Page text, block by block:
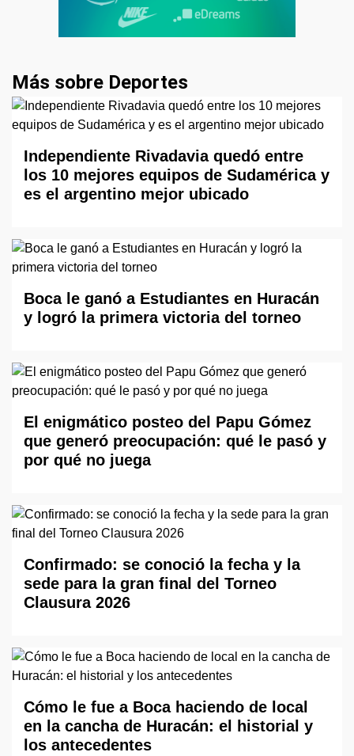
Más sobre Deportes
Independiente Rivadavia quedó entre
los 10 mejores equipos de Sudamérica y
es el argentino mejor ubicado
Boca le ganó a Estudiantes en Huracán
y logró la primera victoria del torneo
El enigmático posteo del Papu Gómez
que generó preocupación: qué le pasó y
por qué no juega
Confirmado: se conoció la fecha y la
sede para la gran final del Torneo
Clausura 2026
Cómo le fue a Boca haciendo de local
en la cancha de Huracán: el historial y
los antecedentes